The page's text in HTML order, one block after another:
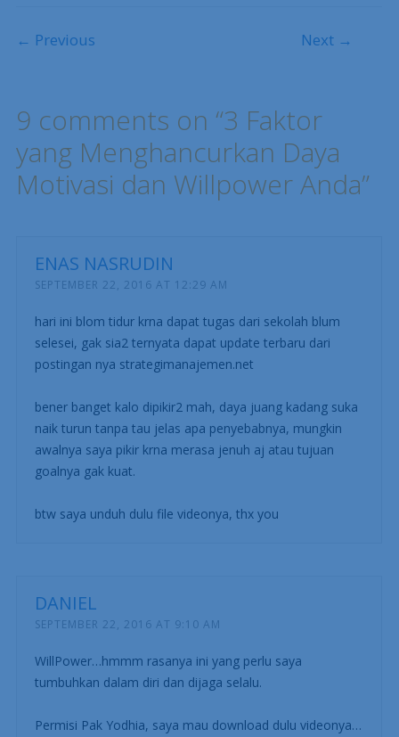
Post navigation
← Previous Next →
9 comments on “3 Faktor
yang Menghancurkan Daya
Motivasi dan Willpower Anda”
ENAS NASRUDIN
SEPTEMBER 22, 2016 AT 12:29 AM
hari ini blom tidur krna dapat tugas dari sekolah blum
selesei, gak sia2 ternyata dapat update terbaru dari
postingan nya strategimanajemen.net
bener banget kalo dipikir2 mah, daya juang kadang suka
naik turun tanpa tau jelas apa penyebabnya, mungkin
awalnya saya pikir krna merasa jenuh aj atau tujuan
goalnya gak kuat.
btw saya unduh dulu file videonya, thx you
DANIEL
SEPTEMBER 22, 2016 AT 9:10 AM
WillPower…hmmm rasanya ini yang perlu saya
tumbuhkan dalam diri dan dijaga selalu.
Permisi Pak Yodhia, saya mau download dulu videonya…